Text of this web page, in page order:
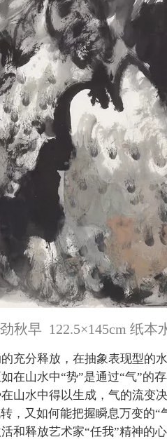
秋早 122.5×145cm 纸本
充分释放，在抽象表现型的
在山水中“势”是通过“气”的
山水中得以生成，气的流变
，又如何能把握瞬息万变的“
和释放艺术家“任我”精神的